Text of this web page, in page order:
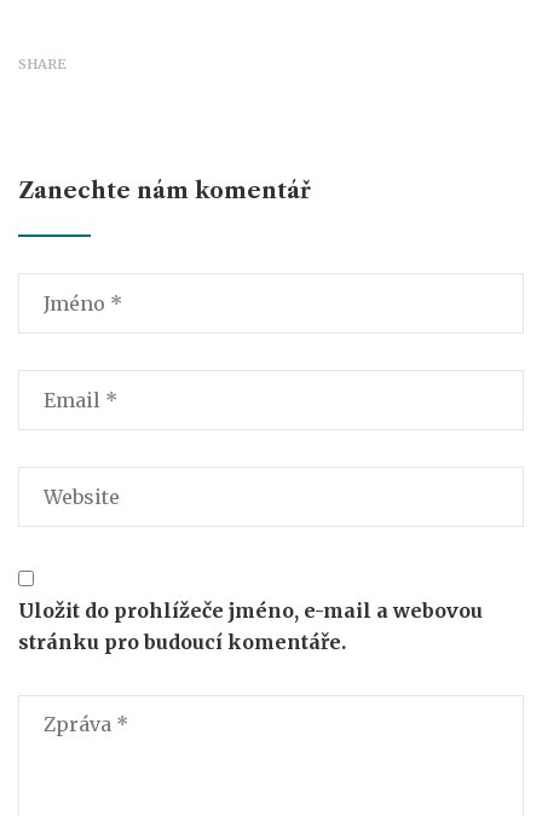
SHARE
Zanechte nám komentář
Uložit do prohlížeče jméno, e-mail a webovou
stránku pro budoucí komentáře.